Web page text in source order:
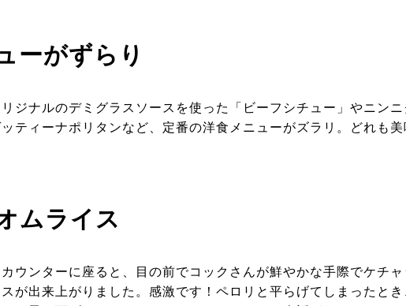
ーがずらり
ジナルのデミグラスソースを使った「ビーフシチュー」やニン
ティーナポリタンなど、定番の洋食メニューがズラリ。どれも美
ムライス
ウンターに座ると、目の前でコックさんが鮮やかな手際でケチ
が出来上がりました。感激です！ペロリと平らげてしまったと